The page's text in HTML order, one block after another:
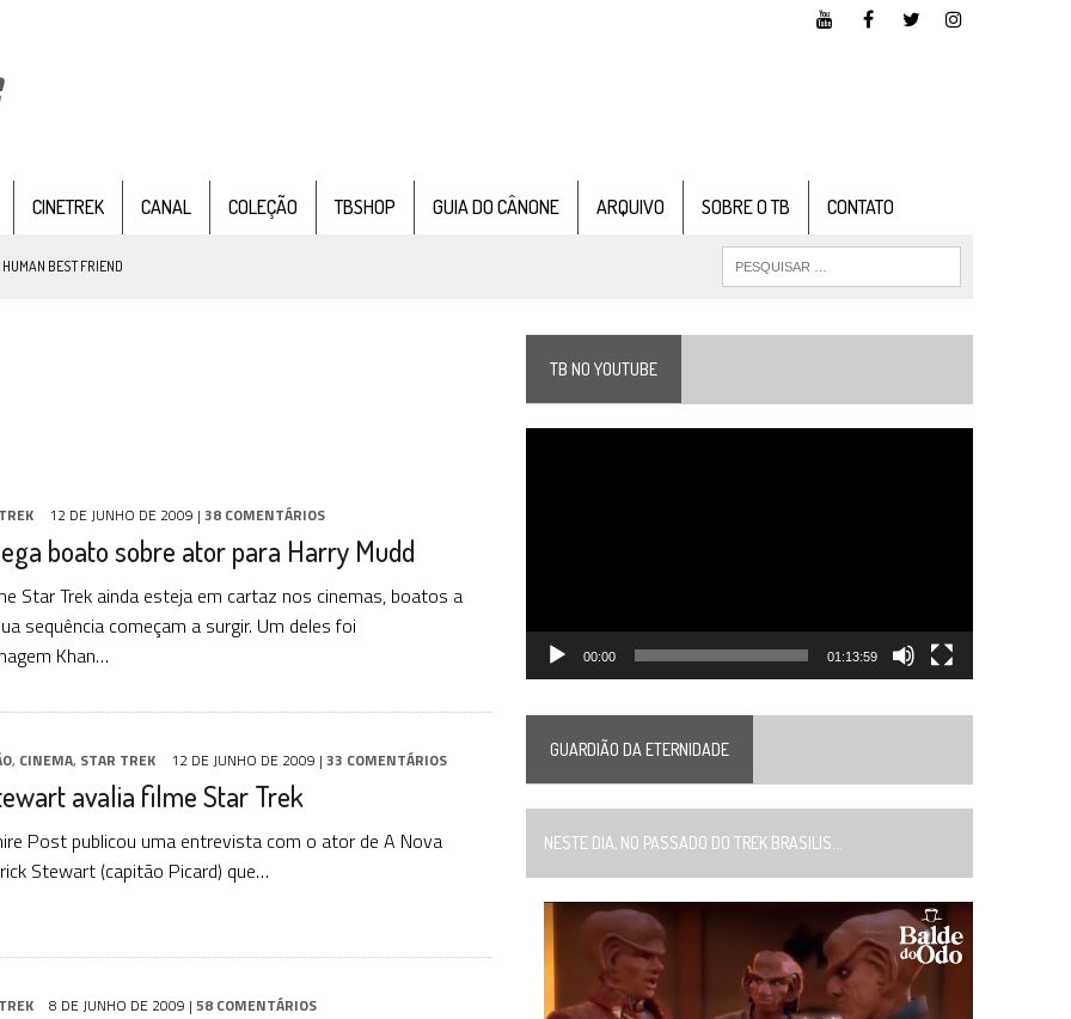
CINETREK CANAL COLEÇÃO TBSHOP GUIA DO CÂNONE ARQUIVO SOBRE O TB CONTATO
BEST FRIEND
DE STRANGE NEW WORDS
DE FÃS AXANAR HORAS APÓS ESTREIA
STAR TREK SOBRE DIFERENTES PONTOS DE VISTA
DOCUMENTAL DE STAR TREK, CHEGA EM 8 DE SETEMBRO
12 DE JUNHO DE 2009 | 38 COMENTÁRIOS
boato sobre ator para Harry Mudd
Star Trek ainda esteja em cartaz nos cinemas, boatos a
sequência começam a surgir. Um deles foi
Khan…
, CINEMA, STAR TREK 12 DE JUNHO DE 2009 | 33 COMENTÁRIOS
avalia filme Star Trek
Post publicou uma entrevista com o ator de A Nova
Stewart (capitão Picard) que…
8 DE JUNHO DE 2009 | 58 COMENTÁRIOS
TB NO YOUTUBE
00:00 01:13:59
GUARDIÃO DA ETERNIDADE
NESTE DIA, NO PASSADO DO TREK BRASILIS...